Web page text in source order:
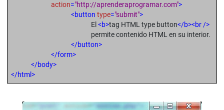
action="http://aprenderaprogramar.com">
<button type="submit">
El <b>tag HTML type button</b><br />
permite contenido HTML en su interior.
</button>
</form>
</body>
</html>